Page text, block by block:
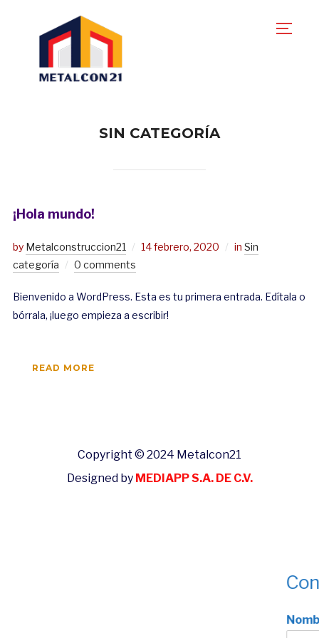
SIN CATEGORÍA
¡Hola mundo!
by Metalconstruccion21 14 febrero, 2020 in Sin
categoría
0 comments
Bienvenido a WordPress. Esta es tu primera entrada. Edítala o
bórrala, ¡luego empieza a escribir!
READ MORE
Copyright © 2024 Metalcon21
Designed by MEDIAPP S.A. DE C.V.